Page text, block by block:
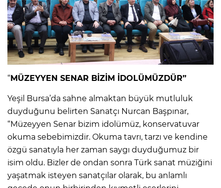
“MÜZEYYEN SENAR BİZİM İDOLÜMÜZDÜR”
Yeşil Bursa’da sahne almaktan büyük mutluluk
duyduğunu belirten Sanatçı Nurcan Başpınar,
“Müzeyyen Senar bizim idolümüz, konservatuvar
okuma sebebimizdir. Okuma tavrı, tarzı ve kendine
özgü sanatıyla her zaman saygı duyduğumuz bir
isim oldu. Bizler de ondan sonra Türk sanat müziğini
yaşatmak isteyen sanatçılar olarak, bu anlamlı